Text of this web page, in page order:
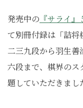
発売中の 『サライ
て別冊付録は「詰将
二三九段から羽生
六段まで、棋界のス
題していただきまし